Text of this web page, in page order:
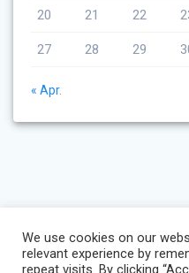
20 21 22
27 28 29
« Apr.
We use cookies on our
relevant experience by
repeat visits. By clicking